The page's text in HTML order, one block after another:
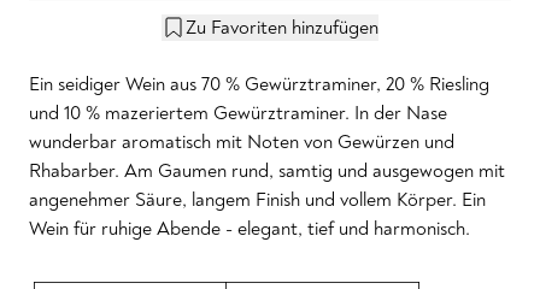
Zu Favoriten hinzufügen
Ein seidiger Wein aus 70 % Gewürztraminer, 20 % Riesling
und 10 % mazeriertem Gewürztraminer. In der Nase
wunderbar aromatisch mit Noten von Gewürzen und
Rhabarber. Am Gaumen rund, samtig und ausgewogen mit
angenehmer Säure, langem Finish und vollem Körper. Ein
Wein für ruhige Abende - elegant, tief und harmonisch.